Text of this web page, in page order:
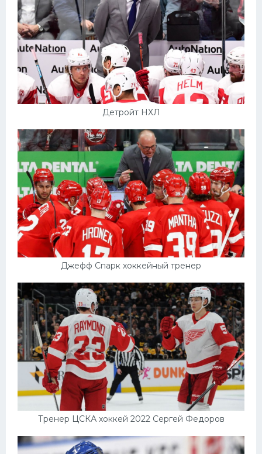
Детройт НХЛ
Джефф Спарк хоккейный тренер
Тренер ЦСКА хоккей 2022 Сергей Федоров